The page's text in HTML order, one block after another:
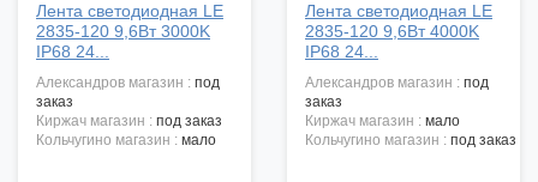
Лента светодиодная LE
2835-120 9,6Вт 3000K
IP68 24...
александров магазин : под
заказ
киржач магазин : под заказ
кольчугино магазин : мало
Лента светодиодная LE
2835-120 9,6Вт 4000K
IP68 24...
александров магазин : под
заказ
киржач магазин : мало
кольчугино магазин : под заказ